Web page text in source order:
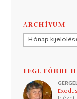
ARCHÍVUM
Archívum
LEGUTÓBBI